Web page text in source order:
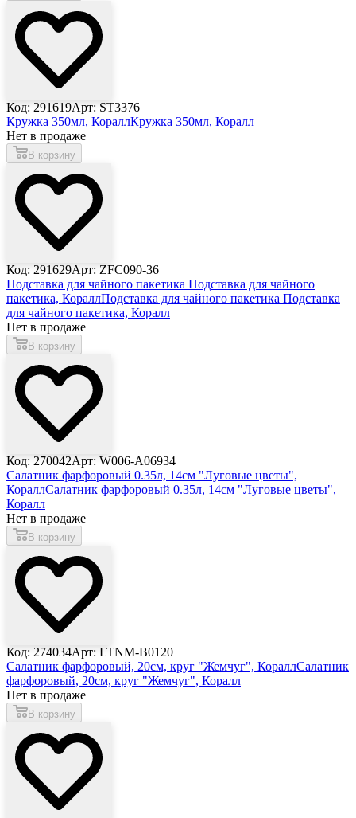
Код: 291619Арт: ST3376
Кружка 350мл, КораллКружка 350мл, Коралл
Нет в продаже
В корзину
Код: 291629Арт: ZFC090-36
Подставка для чайного пакетика Подставка для чайного
пакетика, КораллПодставка для чайного пакетика Подставка
для чайного пакетика, Коралл
Нет в продаже
В корзину
Код: 270042Арт: W006-A06934
Салатник фарфоровый 0.35л, 14см "Луговые цветы",
КораллСалатник фарфоровый 0.35л, 14см "Луговые цветы",
Коралл
Нет в продаже
В корзину
Код: 274034Арт: LTNM-B0120
Салатник фарфоровый, 20см, круг "Жемчуг", КораллСалатник
фарфоровый, 20см, круг "Жемчуг", Коралл
Нет в продаже
В корзину